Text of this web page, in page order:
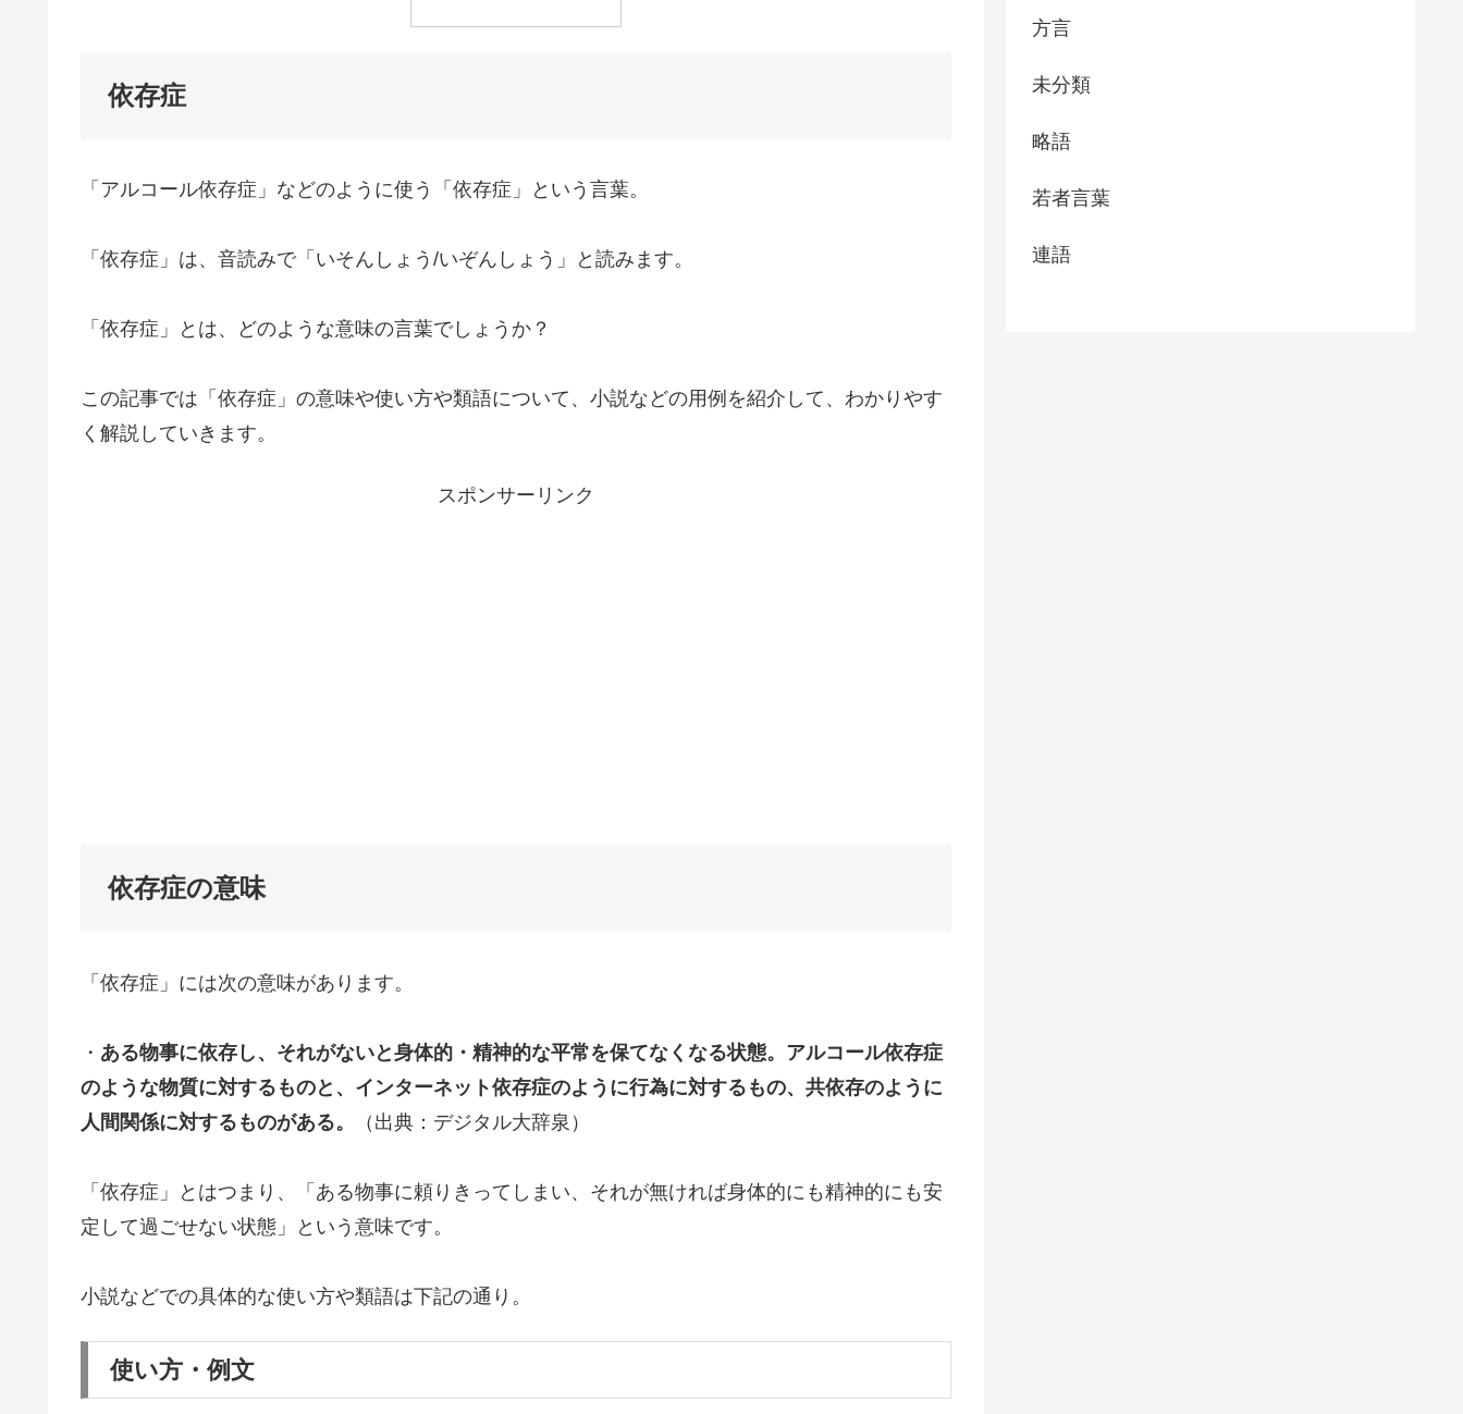
依存症
「アルコール依存症」などのように使う「依存症」という言葉。
「依存症」は、音読みで「いそんしょう/いぞんしょう」と読みます。
「依存症」とは、どのような意味の言葉でしょうか？
この記事では「依存症」の意味や使い方や類語について、小説などの用例を紹介して、わかりやす
く解説していきます。
スポンサーリンク
依存症の意味
「依存症」には次の意味があります。
・ ある物事に依存し、それがないと身体的・精神的な平常を保てなくなる状態。アルコール依存症
のような物質に対するものと、インターネット依存症のように行為に対するもの、共依存のように
人間関係に対するものがある。
（出典：デジタル大辞泉）
「依存症」とはつまり、「ある物事に頼りきってしまい、それが無ければ身体的にも精神的にも安
定して過ごせない状態」という意味です。
小説などでの具体的な使い方や類語は下記の通り。
使い方・例文
方言
未分類
略語
若者言葉
連語